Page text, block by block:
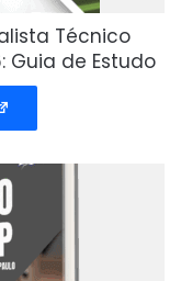
Técnico
Guia de Estudo